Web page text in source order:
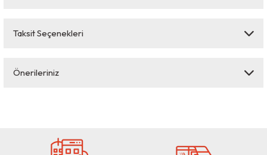
Bu ürüne ilk yorumu siz yapın!
Taksit Seçenekleri
Önerileriniz